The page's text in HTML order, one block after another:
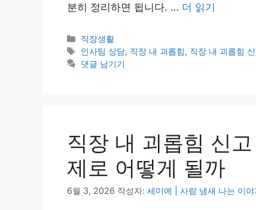
분히 정리하면 됩니다. … 더 읽기
카
테
고
직장생활
태
그
인사팀 상담, 직장 내 괴롭힘, 직장 내 괴롭힘
댓글 남기기
직장 내 괴롭힘 신
제로 어떻게 될까
6월 3, 2026 작성자: 세미예 | 사람 냄새 나는 이야